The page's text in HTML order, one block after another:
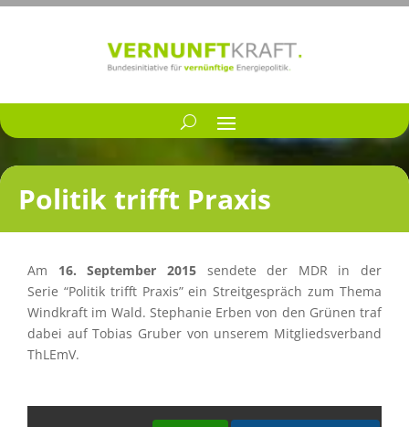
Politik trifft Praxis
Am 16. Septem­ber 2015sendete der MDR in der
Serie “Politik trifft Praxis” ein Streit­ge­spräch zum Thema
Windkraft im Wald. Stepha­nie Erben von den Grünen traf
dabei auf Tobias Gruber von unserem Mitglieds­ver­band
ThLEmV.